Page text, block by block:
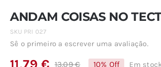
ANDAM COISAS NO
SKU PRI 027
Sê o primeiro a escrever uma avaliação.
13,09€ 10% Off Em stock